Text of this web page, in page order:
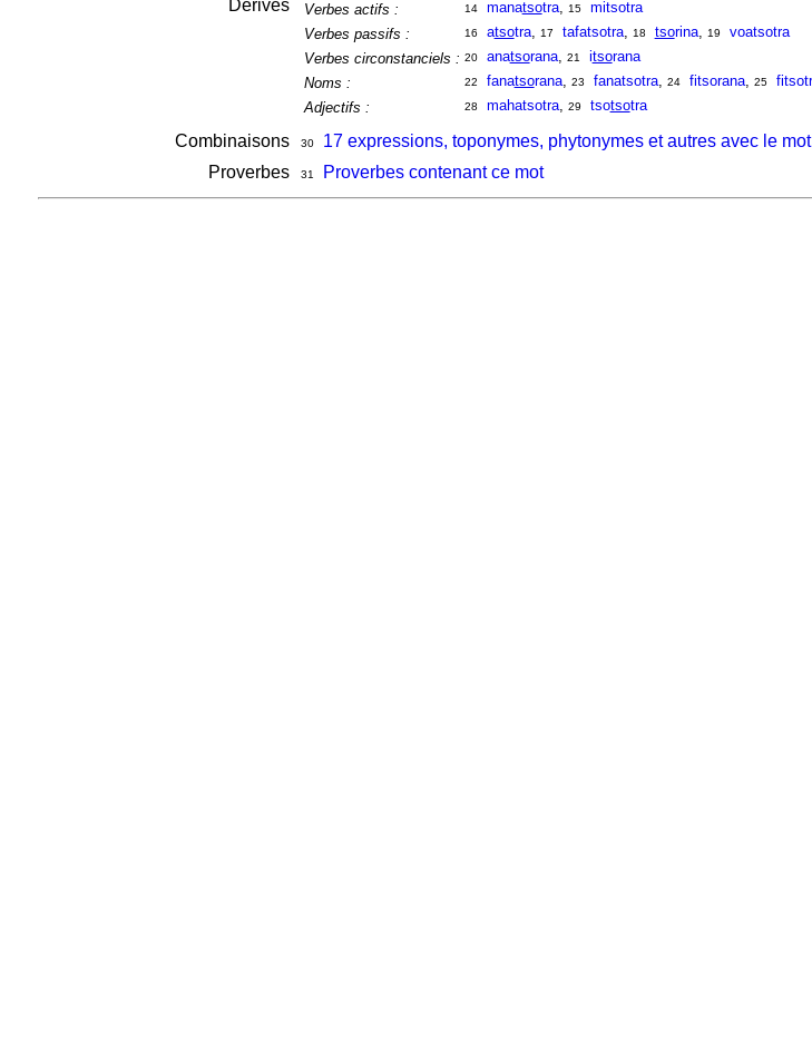
Dérivés Verbes actifs : 14 manatsotra, 15
mitsotra
Verbes passifs :
16 atsotra, 17 tafatsotra, 18 tsorina, 19
voatsotra
Verbes circonstanciels : 20 anatsorana, 21 itsorana
Noms :
22 fanatsorana, 23 fanatsotra, 24 fitsorana, 25
Adjectifs :
28 mahatsotra, 29 tsotsotra
Combinaisons 30
17 expressions, toponymes, phytonymes et autres avec le
Proverbes
31 Proverbes contenant ce mot